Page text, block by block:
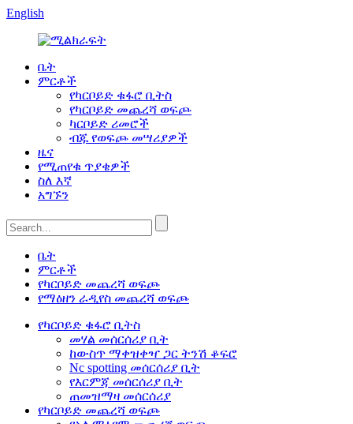
English
ቤት
ምርቶች
የካርቦይድ ቁፋሮ ቢትስ
የካርቦይድ መጨረሻ ወፍጮ
ካርቦይድ ሪመሮች
ብጁ የወፍጮ መሣሪያዎች
ዜና
የሚጠየቁ ጥያቄዎች
ስለ እኛ
አግኙን
ቤት
ምርቶች
የካርቦይድ መጨረሻ ወፍጮ
የማዕዘን ራዲየስ መጨረሻ ወፍጮ
የካርቦይድ ቁፋሮ ቢትስ
መሃል መሰርሰሪያ ቢት
ከውስጥ ማቀዝቀዣ ጋር ትንሽ ቆፍሮ
Nc spotting መሰርሰሪያ ቢት
የእርምጃ መሰርሰሪያ ቢት
ጠመዝማዛ መሰርሰሪያ
የካርቦይድ መጨረሻ ወፍጮ